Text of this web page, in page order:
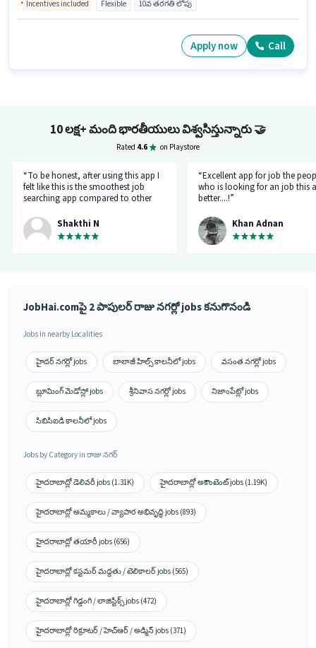
Incentives included Flexible 10వ తరగతి లోపు
Apply now Call
10 లక్ష+ మంది భారతీయులు విశ్వసిస్తున్నారు🤝
Rated 4.6 on Playstore
“To be honest, after using this app I
felt like this is the smoothest job
searching app compared to other
and goes all out searching for a job
matching my requirement....I've
saved a lot of my time.... Thanks to
the creators 👍”
Shakthi N
“Excellent app for job the
who is looking for an job this
better....!”
Khan Adnan
JobHai.comపై 2 పాపులర్ రాజు నగర్లో jobs కనుగొనండి
Jobs in nearby Localities
హైదర్ నగర్లో jobs బాలాజీ హిల్స్ కాలనీలో jobs వసంత నగర్లో jobs
బ్లూమింగ్ మెడోస్లో jobs శ్రీనివాస నగర్లో jobs నిజాంపేట్లో jobs
సిబిసిఐడి కాలనీలో jobs
Jobs by Category in రాజు నగర్
హైదరాబాద్లో డెలివరీ jobs (1.31K) హైదరాబాద్లో అకౌంటెంట్ jobs (1.19K)
హైదరాబాద్లో అమ్మకాలు / వ్యాపార అభివృద్ధి jobs (893)
హైదరాబాద్లో తయారీ jobs (656)
హైదరాబాద్లో కస్టమర్ మద్దతు / టెలికాలర్ jobs (565)
హైదరాబాద్లో గిడ్డంగి / లాజిస్టిక్స్ jobs (472)
హైదరాబాద్లో రిక్రూటర్ / హెచ్ఆర్ / అడ్మిన్ jobs (371)